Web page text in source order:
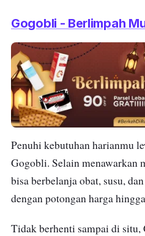
Gogobli - Berlimpah
Penuhi kebutuhan harianmu
Gogobli. Selain menawarkan
bisa berbelanja obat, susu,
dengan potongan harga
Tidak berhenti sampai di